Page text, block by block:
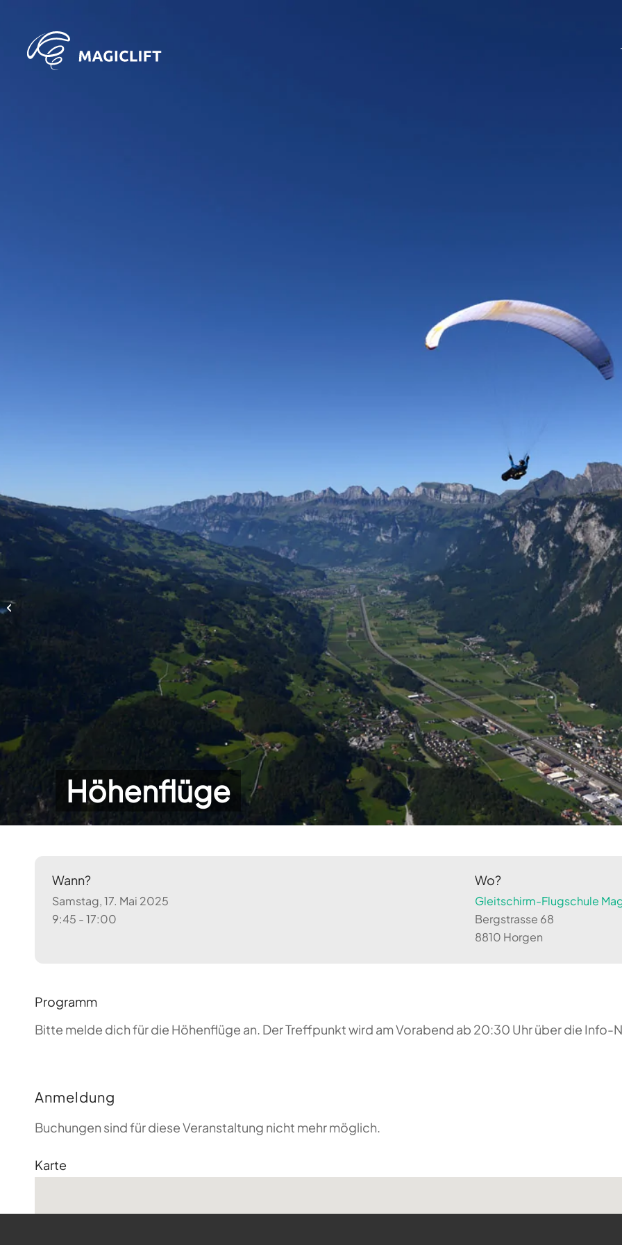
Höhenflüge
Wann?
Samstag, 17. Mai 2025
9:45 - 17:00
Wo?
Gleitschirm-Flugschule
Bergstrasse 68
8810 Horgen
Programm
Bitte melde dich für die Höhenflüge an. Der Treffpunkt wird am Vorabend ab 20:30 Uhr über die Info-
Anmeldung
Buchungen sind für diese Veranstaltung nicht mehr möglich.
Karte